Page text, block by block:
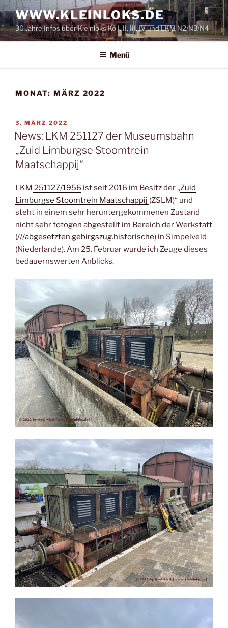
Zum
Inhalt
springen
WWW.KLEINLOKS.DE
30 Jahre Infos über Kleinloks Kö I, II, III, IV und LKM N2/N3/N4
Menü
MONAT: MÄRZ 2022
VERÖFFENTLICHT
AM
3. MÄRZ 2022
News: LKM 251127 der Museumsbahn
„Zuid Limburgse Stoomtrein
Maatschappij“
LKM 251127/1956 ist seit 2016 im Besitz der „Zuid
Limburgse Stoomtrein Maatschappij (ZSLM)“ und
steht in einem sehr heruntergekommenen Zustand
nicht sehr fotogen abgestellt im Bereich der Werkstatt
(///abgesetzten.gebirgszug.historische) in Simpelveld
(Niederlande). Am 25. Februar wurde ich Zeuge dieses
bedauernswerten Anblicks.